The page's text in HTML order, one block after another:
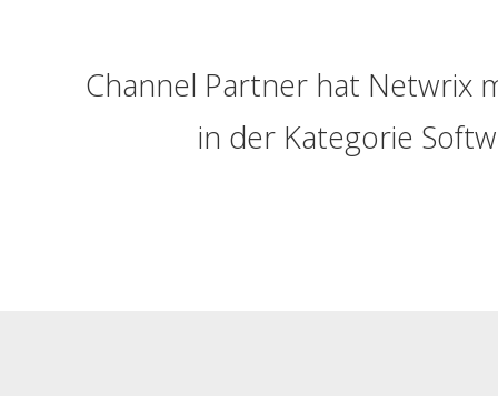
Channel Partner hat Netwrix
in der Kategorie